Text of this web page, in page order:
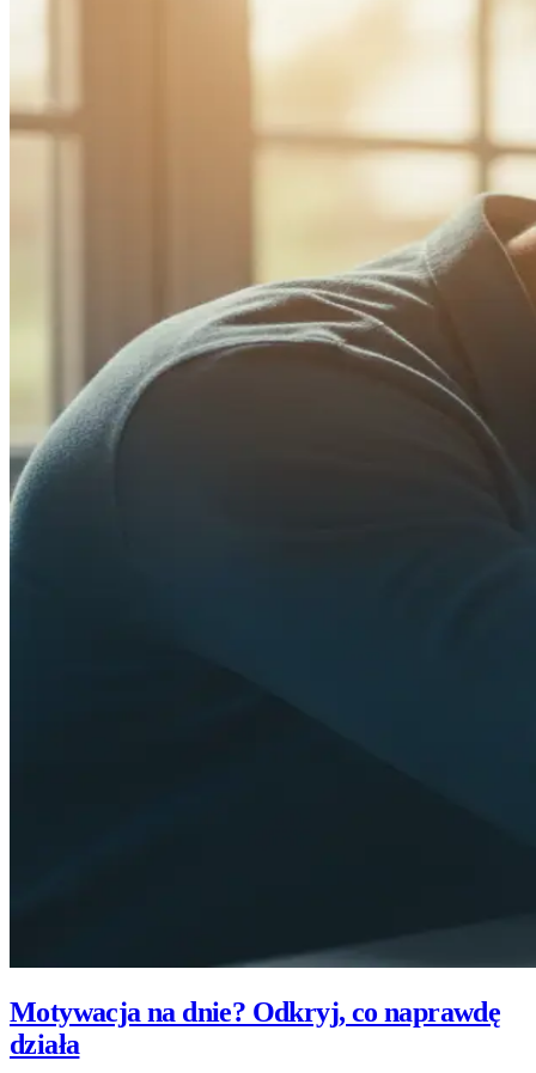
Motywacja na dnie? Odkryj, co naprawdę
działa